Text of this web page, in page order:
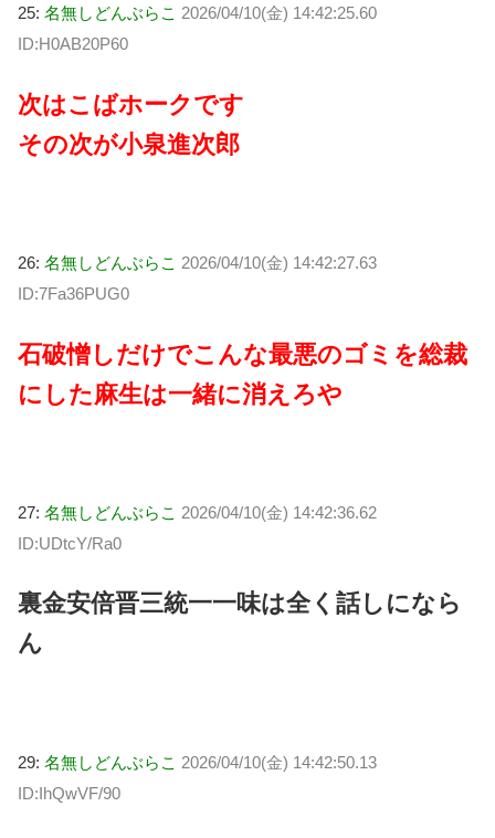
25: 名無しどんぶらこ 2026/04/10(金) 14:42:25.60
ID:H0AB20P60
次はこばホークです
その次が小泉進次郎
26: 名無しどんぶらこ 2026/04/10(金) 14:42:27.63
ID:7Fa36PUG0
石破憎しだけでこんな最悪のゴミを総裁
にした麻生は一緒に消えろや
27: 名無しどんぶらこ 2026/04/10(金) 14:42:36.62
ID:UDtcY/Ra0
裏金安倍晋三統一一味は全く話しになら
ん
29: 名無しどんぶらこ 2026/04/10(金) 14:42:50.13
ID:IhQwVF/90